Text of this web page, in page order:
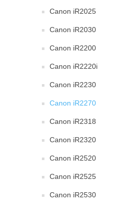
Canon iR2025
Canon iR2030
Canon iR2200
Canon iR2220i
Canon iR2230
Canon iR2270
Canon iR2318
Canon iR2320
Canon iR2520
Canon iR2525
Canon iR2530